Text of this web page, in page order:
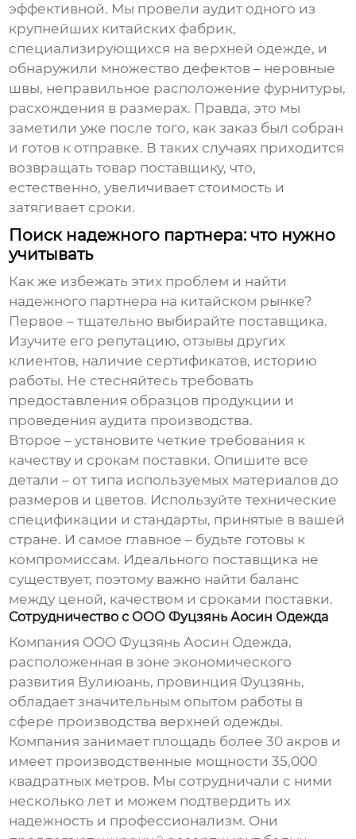
эффективной. Мы провели аудит одного из
крупнейших китайских фабрик,
специализирующихся на верхней одежде, и
обнаружили множество дефектов – неровные
швы, неправильное расположение фурнитуры,
расхождения в размерах. Правда, это мы
заметили уже после того, как заказ был собран
и готов к отправке. В таких случаях приходится
возвращать товар поставщику, что,
естественно, увеличивает стоимость и
затягивает сроки.
Поиск надежного партнера: что нужно
учитывать
Как же избежать этих проблем и найти
надежного партнера на китайском рынке?
Первое – тщательно выбирайте поставщика.
Изучите его репутацию, отзывы других
клиентов, наличие сертификатов, историю
работы. Не стесняйтесь требовать
предоставления образцов продукции и
проведения аудита производства.
Второе – установите четкие требования к
качеству и срокам поставки. Опишите все
детали – от типа используемых материалов до
размеров и цветов. Используйте технические
спецификации и стандарты, принятые в вашей
стране. И самое главное – будьте готовы к
компромиссам. Идеального поставщика не
существует, поэтому важно найти баланс
между ценой, качеством и сроками поставки.
Сотрудничество с ООО Фуцзянь Аосин Одежда
Компания ООО Фуцзянь Аосин Одежда,
расположенная в зоне экономического
развития Вулиюань, провинция Фуцзянь,
обладает значительным опытом работы в
сфере производства верхней одежды.
Компания занимает площадь более 30 акров и
имеет производственные мощности 35,000
квадратных метров. Мы сотрудничали с ними
несколько лет и можем подтвердить их
надежность и профессионализм. Они